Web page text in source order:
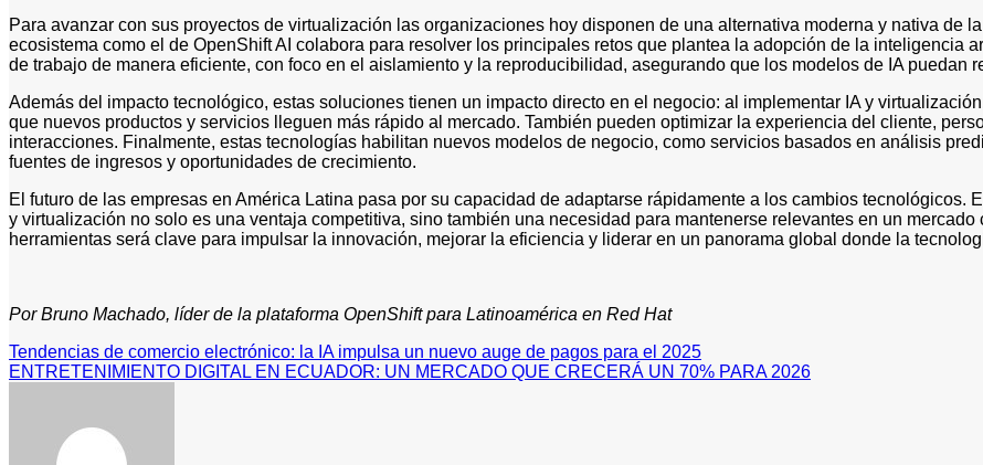
Para avanzar con sus proyectos de virtualización las organizaciones hoy disponen de una alternativa moderna y nativa de
ecosistema como el de OpenShift AI colabora para resolver los principales retos que plantea la adopción de la inteligencia
de trabajo de manera eficiente, con foco en el aislamiento y la reproducibilidad, asegurando que los modelos de IA puedan
Además del impacto tecnológico, estas soluciones tienen un impacto directo en el negocio: al implementar IA y
que nuevos productos y servicios lleguen más rápido al mercado. También pueden optimizar la experiencia del cliente,
interacciones. Finalmente, estas tecnologías habilitan nuevos modelos de negocio, como servicios basados en análisis
fuentes de ingresos y oportunidades de crecimiento.
El futuro de las empresas en América Latina pasa por su capacidad de adaptarse rápidamente a los cambios tecnológicos.
y virtualización no solo es una ventaja competitiva, sino también una necesidad para mantenerse relevantes en un
herramientas será clave para impulsar la innovación, mejorar la eficiencia y liderar en un panorama global donde la
Por Bruno Machado, líder de la plataforma OpenShift para Latinoamérica en Red Hat
Navegación
de
Tendencias de comercio electrónico: la IA impulsa un nuevo auge de pagos para el 2025
ENTRETENIMIENTO DIGITAL EN ECUADOR: UN MERCADO QUE CRECERÁ UN 70% PARA 2026